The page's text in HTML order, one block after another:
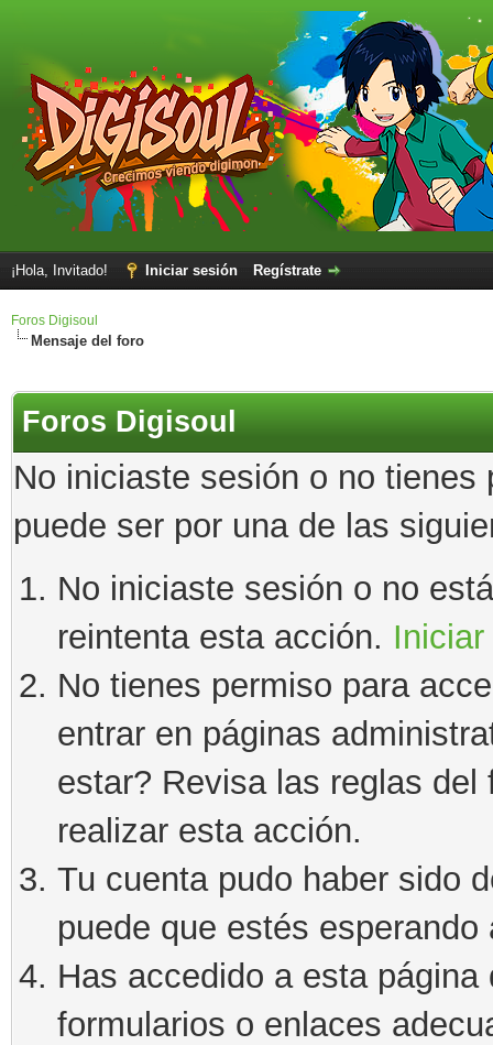
¡Hola, Invitado! Iniciar sesión Regístrate
Foros Digisoul
Mensaje del foro
Foros Digisoul
No iniciaste sesión o no
puede ser por una de las
No iniciaste sesión o no
reintenta esta acción.
No tienes permiso para
entrar en páginas
estar? Revisa las reglas
realizar esta acción.
Tu cuenta pudo haber sido
puede que estés esperando
Has accedido a esta
formularios o enlaces